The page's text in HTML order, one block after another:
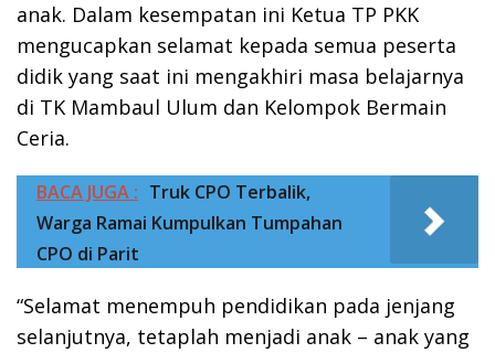
anak. Dalam kesempatan ini Ketua TP PKK
mengucapkan selamat kepada semua peserta
didik yang saat ini mengakhiri masa belajarnya
di TK Mambaul Ulum dan Kelompok Bermain
Ceria.
BACA JUGA : Truk CPO Terbalik,
Warga Ramai Kumpulkan Tumpahan
CPO di Parit
“Selamat menempuh pendidikan pada jenjang
selanjutnya, tetaplah menjadi anak – anak yang